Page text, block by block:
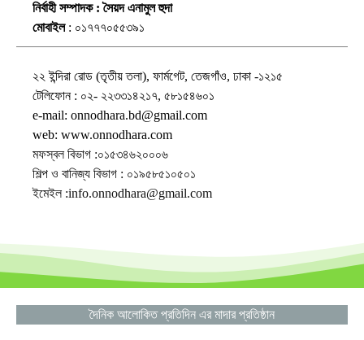
নির্বাহী সম্পাদক : সৈয়দ এনামুল হুদা
মোবাইল: ০১৭৭৭০৫৫৩৯১
২২ ইন্দিরা রোড (তৃতীয় তলা), ফার্মগেট, তেজগাঁও, ঢাকা -১২১৫
টেলিফোন : ০২- ২২৩৩১৪২১৭, ৫৮১৫৪৬০১
e-mail: onnodhara.bd@gmail.com
web: www.onnodhara.com
মফস্বল বিভাগ :০১৫৩৪৬২০০০৬
শিল্প ও বানিজ্য বিভাগ : ০১৯৫৮৫১০৫০১
ইমেইল :info.onnodhara@gmail.com
দৈনিক আলোকিত প্রতিদিন এর মাদার প্রতিষ্ঠান